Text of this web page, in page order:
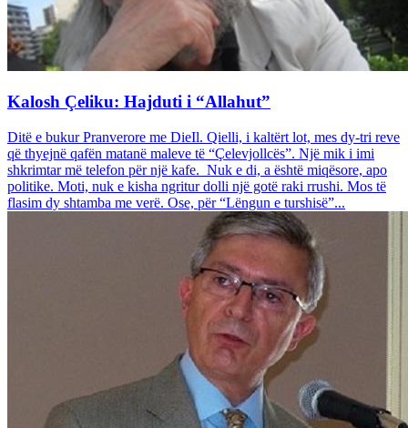
Kalosh Çeliku: Hajduti i “Allahut”
Ditë e bukur Pranverore me DieIl. Qielli, i kaltërt lot, mes dy-tri reve
që thyejnë qafën matanë maleve të “Çelevjollcës”. Një mik i imi
shkrimtar më telefon për një kafe. Nuk e di, a është miqësore, apo
politike. Moti, nuk e kisha ngritur dolli një gotë raki rrushi. Mos të
flasim dy shtamba me verë. Ose, për “Lëngun e turshisë”...